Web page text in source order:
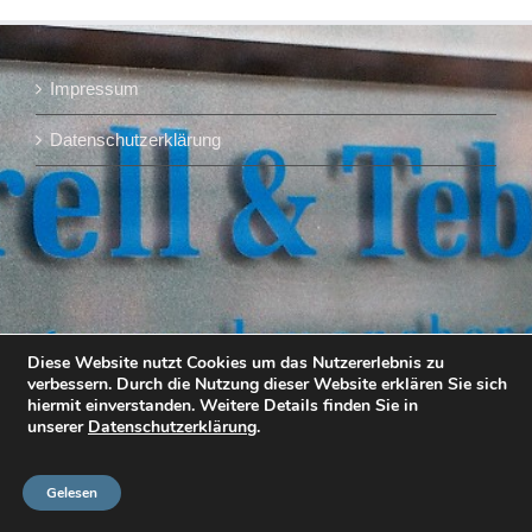
Impressum
Datenschutzerklärung
Diese Website nutzt Cookies um das Nutzererlebnis zu
verbessern. Durch die Nutzung dieser Website erklären Sie sich
hiermit einverstanden. Weitere Details finden Sie in
unserer Datenschutzerklärung.
Gelesen